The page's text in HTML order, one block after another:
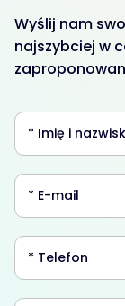
Wyślij nam
najszybciej w